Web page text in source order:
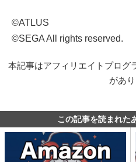
©ATLUS
©SEGA All rights reserved.
本記事はアフィリエイトプログ
があ
この記事を読まれた